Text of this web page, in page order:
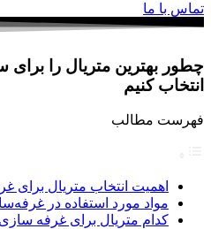
تماس با ما
چطور بهترین متریال را
انتخاب کنیم
فهرست مطالب
اهمیت انتخاب متریال برای
مواد مورد استفاده در
کدام متریال برای غرفه